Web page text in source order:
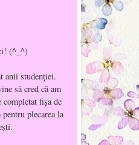
(^_^)
anii studenţiei.
să cred că am
fişa de
plecarea la